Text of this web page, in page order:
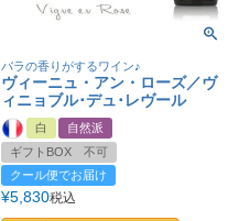
バラの香りがするワイン♪
ヴィーニュ・アン・ローズ／ヴ
ィニョブル･デュ･レヴール
白
自然派
ギフトBOX 不可
クール便でお届け
¥5,830税込